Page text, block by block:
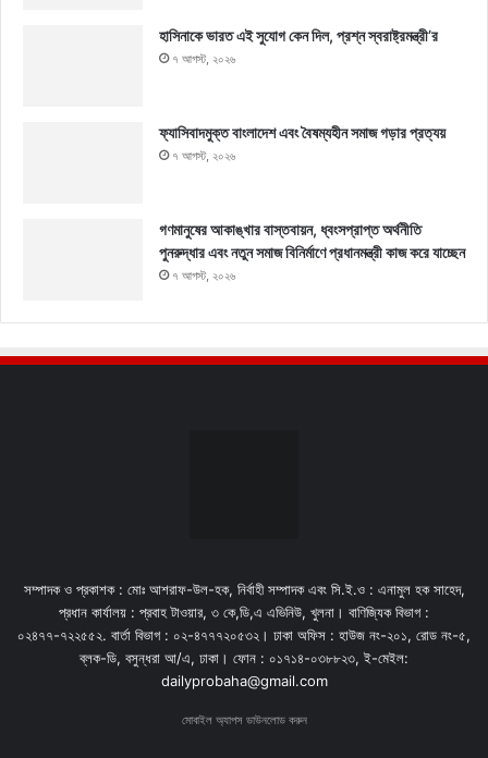
হাসিনাকে ভারত এই সুযোগ কেন দিল, প্রশ্ন স্বরাষ্ট্রমন্ত্রী’র
৭ আগস্ট, ২০২৬
ফ্যাসিবাদমুক্ত বাংলাদেশ এবং বৈষম্যহীন সমাজ গড়ার প্রত্যয়
৭ আগস্ট, ২০২৬
গণমানুষের আকাঙ্খার বাস্তবায়ন, ধ্বংসপ্রাপ্ত অর্থনীতি
পুনরুদ্ধার এবং নতুন সমাজ বিনির্মাণে প্রধানমন্ত্রী কাজ করে যাচ্ছেন
৭ আগস্ট, ২০২৬
সম্পাদক ও প্রকাশক : মোঃ আশরাফ-উল-হক, নির্বাহী সম্পাদক এবং সি.ই.ও : এনামুল হক সাহেদ,
প্রধান কার্যালয় : প্রবাহ টাওয়ার, ৩ কে,ডি,এ এভিনিউ, খুলনা। বাণিজ্যিক বিভাগ :
০২৪৭৭-৭২২৫৫২. বার্তা বিভাগ : ০২-৪৭৭৭২০৫৩২। ঢাকা অফিস : হাউজ নং-২০১, রোড নং-৫,
ব্লক-ডি, বসুন্ধরা আ/এ, ঢাকা। ফোন : ০১৭১৪-০৩৮৮২৩, ই-মেইল:
dailyprobaha@gmail.com
মোবাইল অ্যাপস ডাউনলোড করুন